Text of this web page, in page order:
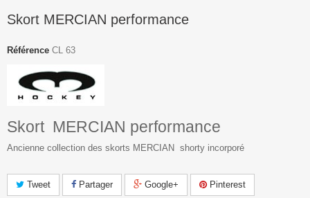
Skort MERCIAN performance
Référence CL 63
Skort MERCIAN performance
Ancienne collection des skorts MERCIAN shorty incorporé
Tweet Partager Google+ Pinterest